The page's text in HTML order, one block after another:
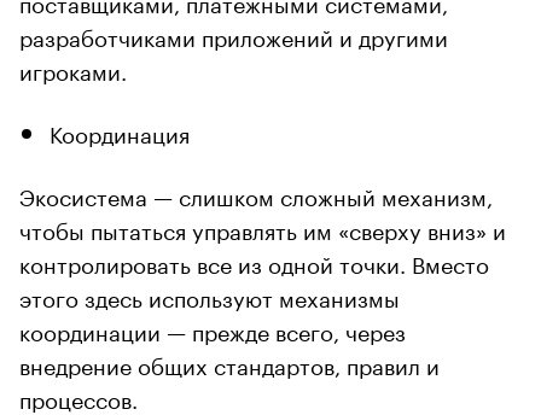
разработчиками приложений и другими
игроками.
Координация
Экосистема — слишком сложный механизм,
чтобы пытаться управлять им «сверху вниз» и
контролировать все из одной точки. Вместо
этого здесь используют механизмы
координации — прежде всего, через
внедрение общих стандартов, правил и
процессов.